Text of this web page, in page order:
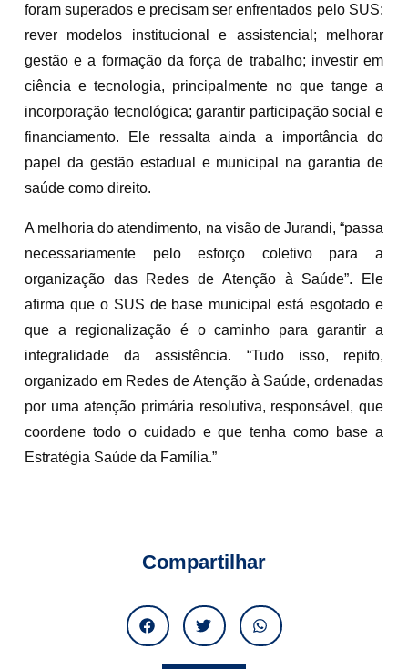
foram superados e precisam ser enfrentados pelo SUS:
rever modelos institucional e assistencial; melhorar
gestão e a formação da força de trabalho; investir em
ciência e tecnologia, principalmente no que tange a
incorporação tecnológica; garantir participação social e
financiamento. Ele ressalta ainda a importância do
papel da gestão estadual e municipal na garantia de
saúde como direito.
A melhoria do atendimento, na visão de Jurandi, “passa
necessariamente pelo esforço coletivo para a
organização das Redes de Atenção à Saúde”. Ele
afirma que o SUS de base municipal está esgotado e
que a regionalização é o caminho para garantir a
integralidade da assistência. “Tudo isso, repito,
organizado em Redes de Atenção à Saúde, ordenadas
por uma atenção primária resolutiva, responsável, que
coordene todo o cuidado e que tenha como base a
Estratégia Saúde da Família.”
Compartilhar